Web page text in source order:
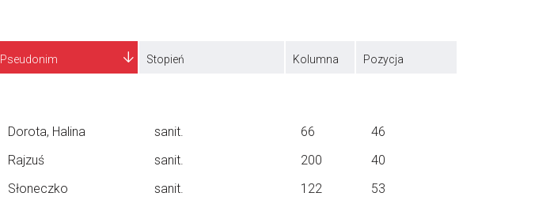
Pseudonim Stopień Kolumna Pozycja
Dorota, Halina sanit. 66
46
Rajzuś sanit. 200
40
Słoneczko sanit. 122
53